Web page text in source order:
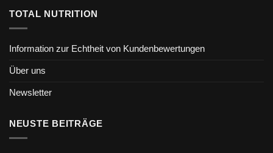
TOTAL NUTRITION
Information zur Echtheit von Kundenbewertungen
Über uns
Newsletter
NEUSTE BEITRÄGE